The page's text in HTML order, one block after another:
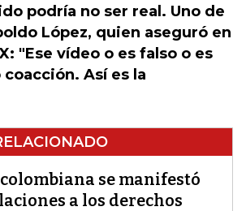
podría no ser real. Uno de
López, quien aseguró en
"Ese vídeo o es falso o es
Así es la
se manifestó
a los derechos